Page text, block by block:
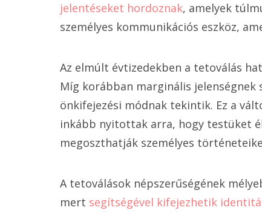
jelentéseket hordoznak, amelyek
személyes kommunikációs eszköz,
Az elmúlt évtizedekben a tetoválás
Míg korábban marginális
önkifejezési módnak tekintik. Ez a
inkább nyitottak arra, hogy testüket
megoszthatják személyes
A tetoválások népszerűségének
mert segítségével kifejezhetik